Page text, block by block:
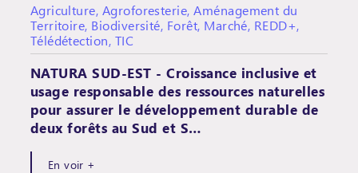
Agriculture, Agroforesterie, Aménagement du
Territoire, Biodiversité, Forêt, Marché, REDD+,
Télédétection, TIC
NATURA SUD-EST - Croissance inclusive et
usage responsable des ressources naturelles
pour assurer le développement durable de
deux forêts au Sud et S…
En voir +